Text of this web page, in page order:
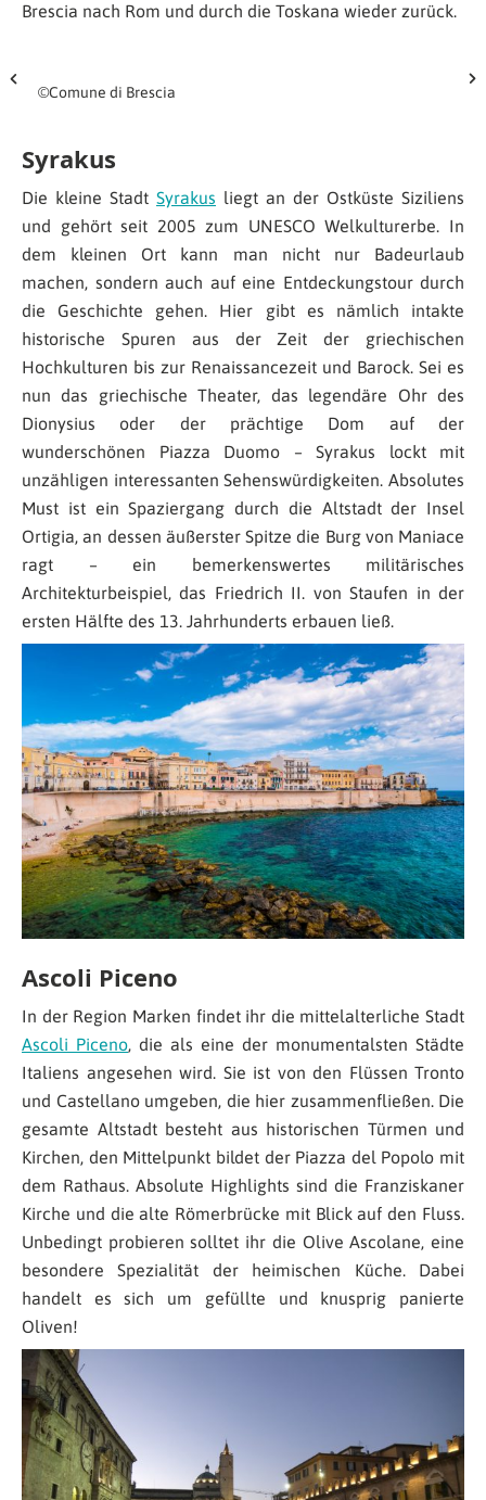
Brescia nach Rom und durch die Toskana wieder zurück.
©Comune di Brescia
Syrakus
Die kleine Stadt Syrakus liegt an der Ostküste Siziliens
und gehört seit 2005 zum UNESCO Welkulturerbe. In
dem kleinen Ort kann man nicht nur Badeurlaub
machen, sondern auch auf eine Entdeckungstour durch
die Geschichte gehen. Hier gibt es nämlich intakte
historische Spuren aus der Zeit der griechischen
Hochkulturen bis zur Renaissancezeit und Barock. Sei es
nun das griechische Theater, das legendäre Ohr des
Dionysius oder der prächtige Dom auf der
wunderschönen Piazza Duomo – Syrakus lockt mit
unzähligen interessanten Sehenswürdigkeiten. Absolutes
Must ist ein Spaziergang durch die Altstadt der Insel
Ortigia, an dessen äußerster Spitze die Burg von Maniace
ragt – ein bemerkenswertes militärisches
Architekturbeispiel, das Friedrich II. von Staufen in der
ersten Hälfte des 13. Jahrhunderts erbauen ließ.
Ascoli Piceno
In der Region Marken findet ihr die mittelalterliche Stadt
Ascoli Piceno, die als eine der monumentalsten Städte
Italiens angesehen wird. Sie ist von den Flüssen Tronto
und Castellano umgeben, die hier zusammenfließen. Die
gesamte Altstadt besteht aus historischen Türmen und
Kirchen, den Mittelpunkt bildet der Piazza del Popolo mit
dem Rathaus. Absolute Highlights sind die Franziskaner
Kirche und die alte Römerbrücke mit Blick auf den Fluss.
Unbedingt probieren solltet ihr die Olive Ascolane, eine
besondere Spezialität der heimischen Küche. Dabei
handelt es sich um gefüllte und knusprig panierte
Oliven!